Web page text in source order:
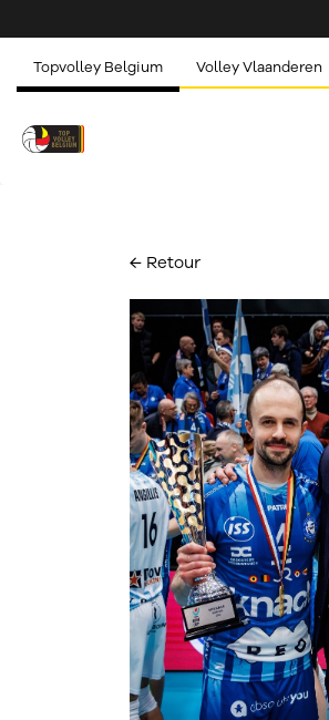
Topvolley Belgium Volley Vlaanderen
← Retour